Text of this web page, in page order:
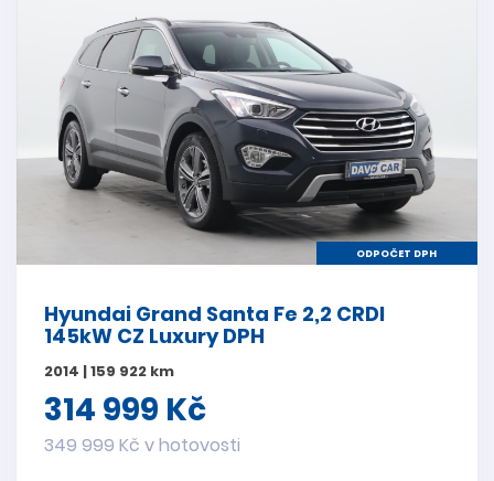
ODPOČET DPH
Hyundai Grand Santa Fe 2,2 CRDI
145kW CZ Luxury DPH
2014 | 159 922 km
314 999 Kč
349 999 Kč v hotovosti